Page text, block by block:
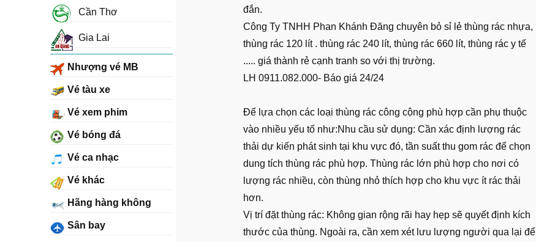
đắn.
Công Ty TNHH Phan Khánh Đăng chuyên bỏ sỉ lẻ thùng rác nhựa,
thùng rác 120 lít . thùng rác 240 lít, thùng rác 660 lít, thùng rác y tế
..... giá thành rẻ cạnh tranh so với thị trường.
LH 0911.082.000- Báo giá 24/24
Để lựa chọn các loại thùng rác công cộng phù hợp cần phụ thuộc
vào nhiều yếu tố như:Nhu cầu sử dụng: Cần xác định lượng rác
thải dự kiến phát sinh tại khu vực đó, tần suất thu gom rác để chọn
dung tích thùng rác phù hợp. Thùng rác lớn phù hợp cho nơi có
lượng rác nhiều, còn thùng nhỏ thích hợp cho khu vực ít rác thải
hơn.
Vị trí đặt thùng rác: Không gian rộng rãi hay hẹp sẽ quyết định kích
thước của thùng. Ngoài ra, cần xem xét lưu lượng người qua lại để
Cần Thơ
Gia Lai
Nhượng vé MB
Vé tàu xe
Vé xem phim
Vé bóng đá
Vé ca nhạc
Vé khác
Hãng hàng không
Sân bay